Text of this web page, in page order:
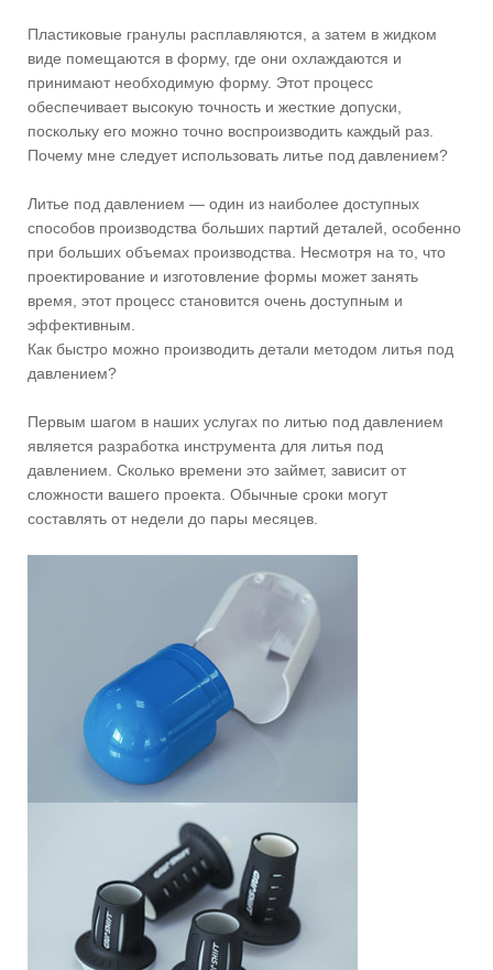
Пластиковые гранулы расплавляются, а затем в жидком
виде помещаются в форму, где они охлаждаются и
принимают необходимую форму. Этот процесс
обеспечивает высокую точность и жесткие допуски,
поскольку его можно точно воспроизводить каждый раз.
Почему мне следует использовать литье под давлением?
Литье под давлением — один из наиболее доступных
способов производства больших партий деталей, особенно
при больших объемах производства. Несмотря на то, что
проектирование и изготовление формы может занять
время, этот процесс становится очень доступным и
эффективным.
Как быстро можно производить детали методом литья под
давлением?
Первым шагом в наших услугах по литью под давлением
является разработка инструмента для литья под
давлением. Сколько времени это займет, зависит от
сложности вашего проекта. Обычные сроки могут
составлять от недели до пары месяцев.